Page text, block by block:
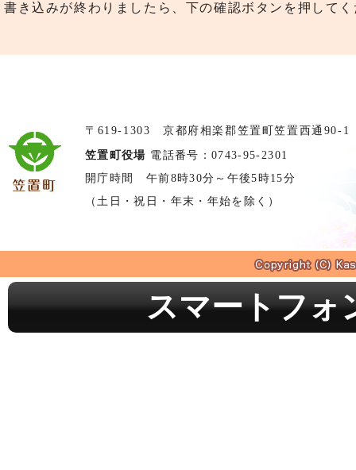
書き込みが終わりましたら、下の確認ボタンを押して
〒619-1303 京都府相楽郡笠置町笠置西通90-1
笠置町役場 電話番号：0743-95-2301
開庁時間 午前8時30分～午後5時15分
（土日・祝日・年末・年始を除く）
スマートフォ